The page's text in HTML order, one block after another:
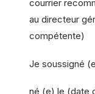
courrier
au directeur
compétente)
Je soussigné
né (e) le (date